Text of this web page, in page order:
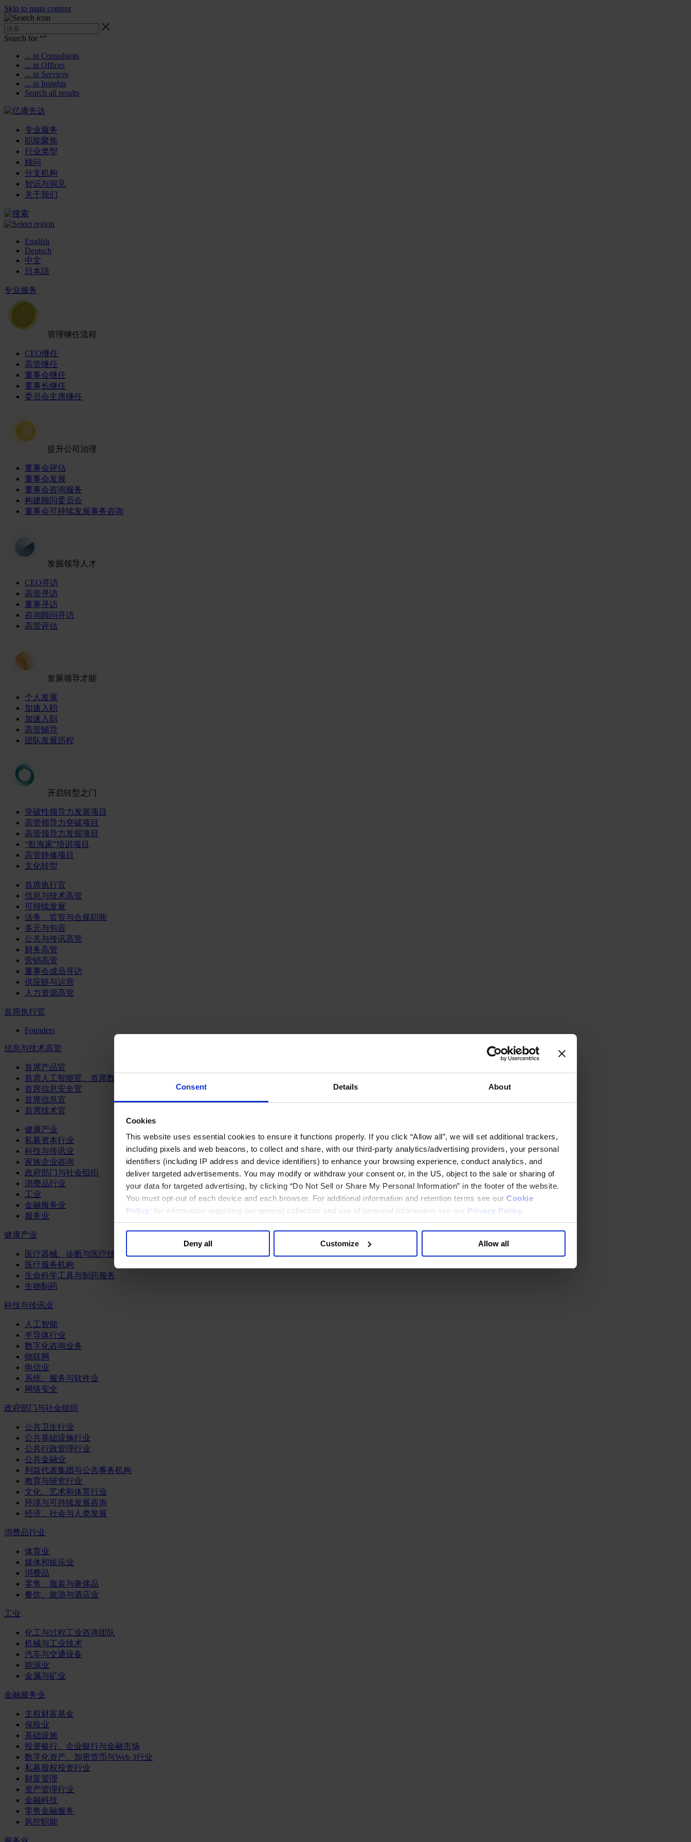
Consent Details About
Cookies
This website uses essential cookies to ensure it functions properly. If you click “Allow all”, we will set additional trackers,
including pixels and web beacons, to collect and share, with our third-party analytics/advertising providers, your personal
identifiers (including IP address and device identifiers) to enhance your browsing experience, conduct analytics, and
deliver targeted advertisements. You may modify or withdraw your consent or, in the US, object to the sale or sharing of
your data for targeted advertising, by clicking “Do Not Sell or Share My Personal Information” in the footer of the website.
You must opt-out of each device and each browser. For additional information and retention terms see our Cookie
Policy; for information regarding our general collection and use of personal information see our Privacy Policy
Deny all Customize Allow all
Skip to main content
Search for “”
... in Consultants
... in Offices
... in Services
... in Insights
Search all results
专业服务
职能聚焦
行业类型
顾问
分支机构
智识与洞见
关于我们
English
Deutsch
中文
日本語
专业服务
管理继任流程
CEO继任
高管继任
董事会继任
董事长继任
委员会主席继任
提升公司治理
董事会评估
董事会发展
董事会咨询服务
构建顾问委员会
董事会可持续发展事务咨询
发掘领导人才
CEO寻访
高管寻访
董事寻访
咨询顾问寻访
高管评估
发展领导才能
个人发展
加速入职
加速入职
高管辅导
团队发展历程
开启转型之门
突破性领导力发展项目
高管领导力突破项目
高管领导力发掘项目
“航海家”培训项目
高管静修项目
文化转型
首席执行官
信息与技术高管
可持续发展
法务、监管与合规职能
多元与包容
公关与传讯高管
财务高管
营销高管
董事会成员寻访
供应链与运营
人力资源高管
首席执行官
Founders
信息与技术高管
首席产品官
首席人工智能官、首席数据官和首席数据解析官
首席信息安全官
首席信息官
首席技术官
健康产业
私募资本行业
科技与传讯业
家族企业咨询
政府部门与社会组织
消费品行业
工业
金融服务业
服务业
健康产业
医疗器械、诊断与医疗技术
医疗服务机构
生命科学工具与制药服务
生物制药
科技与传讯业
人工智能
半导体行业
数字化咨询业务
物联网
电信业
系统、服务与软件业
网络安全
政府部门与社会组织
公共卫生行业
公共基础设施行业
公共行政管理行业
公共金融业
利益代表集团与公共事务机构
教育与研究行业
文化、艺术和体育行业
环境与可持续发展咨询
经济、社会与人类发展
消费品行业
体育业
媒体和娱乐业
消费品
零售、服装与奢侈品
餐饮、旅游与酒店业
工业
化工与过程工业咨询团队
机械与工业技术
汽车与交通设备
能源业
金属与矿业
金融服务业
主权财富基金
保险业
基础设施
投资银行、企业银行与金融市场
数字化资产、加密货币与Web 3行业
私募股权投资行业
财富管理
资产管理行业
金融科技
零售金融服务
风控职能